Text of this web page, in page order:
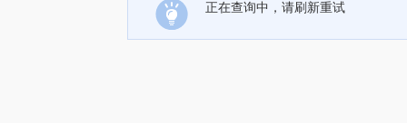
正在查询中，请刷新重试